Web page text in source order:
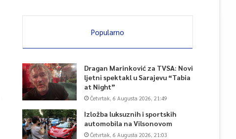
Popularno
Dragan Marinković za TVSA: Novi
ljetni spektakl u Sarajevu “Tabia
at Night”
Četvrtak, 6 Augusta 2026, 21:49
Izložba luksuznih i sportskih
automobila na Vilsonovom
Četvrtak, 6 Augusta 2026, 21:03